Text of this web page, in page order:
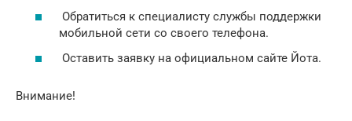
Обратиться к специалисту службы поддержки
мобильной сети со своего телефона.
Оставить заявку на официальном сайте Йота.
Внимание!